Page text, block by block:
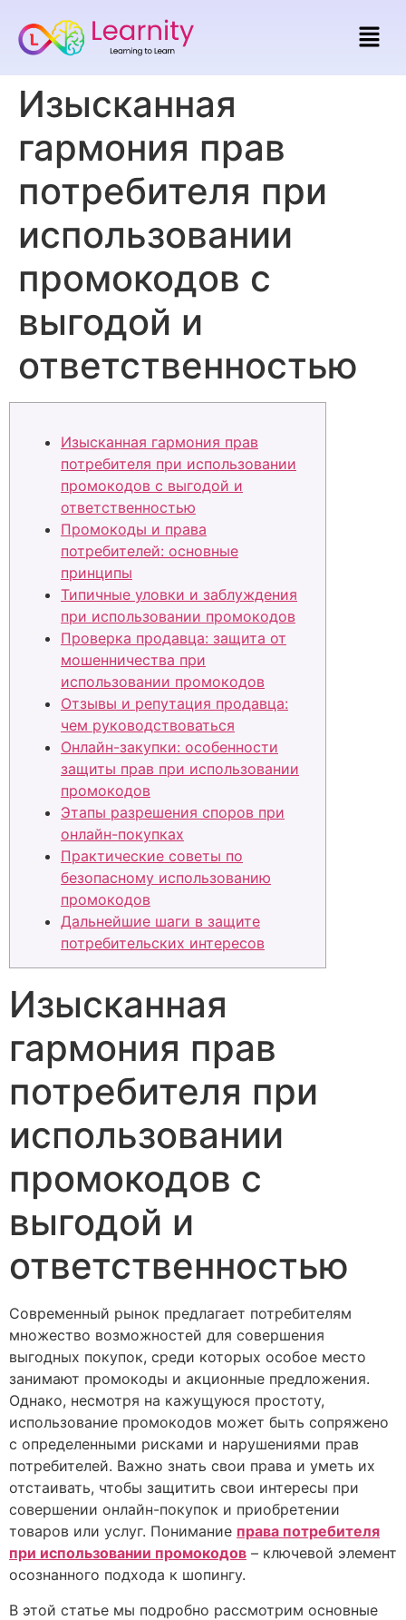
Изысканная
гармония прав
потребителя при
использовании
промокодов с
выгодой и
ответственностью
Изысканная гармония прав
потребителя при использовании
промокодов с выгодой и
ответственностью
Промокоды и права
потребителей: основные
принципы
Типичные уловки и заблуждения
при использовании промокодов
Проверка продавца: защита от
мошенничества при
использовании промокодов
Отзывы и репутация продавца:
чем руководствоваться
Онлайн-закупки: особенности
защиты прав при использовании
промокодов
Этапы разрешения споров при
онлайн-покупках
Практические советы по
безопасному использованию
промокодов
Дальнейшие шаги в защите
потребительских интересов
Изысканная
гармония прав
потребителя при
использовании
промокодов с
выгодой и
ответственностью
Современный рынок предлагает потребителям
множество возможностей для совершения
выгодных покупок, среди которых особое место
занимают промокоды и акционные предложения.
Однако, несмотря на кажущуюся простоту,
использование промокодов может быть сопряжено
с определенными рисками и нарушениями прав
потребителей. Важно знать свои права и уметь их
отстаивать, чтобы защитить свои интересы при
совершении онлайн-покупок и приобретении
товаров или услуг. Понимание права потребителя
при использовании промокодов – ключевой элемент
осознанного подхода к шопингу.
В этой статье мы подробно рассмотрим основные